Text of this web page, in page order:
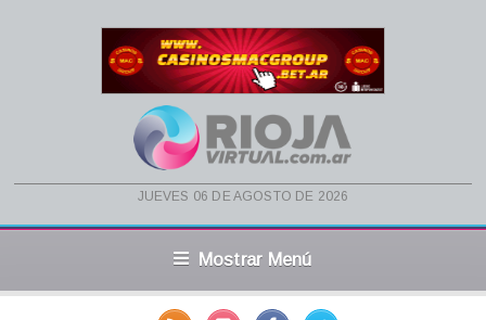
jueves 06 de agosto de 2026
Mostrar Menú